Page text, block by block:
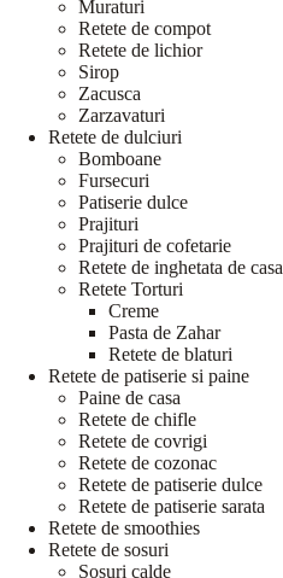
Muraturi
Retete de compot
Retete de lichior
Sirop
Zacusca
Zarzavaturi
Retete de dulciuri
Bomboane
Fursecuri
Patiserie dulce
Prajituri
Prajituri de cofetarie
Retete de inghetata de casa
Retete Torturi
Creme
Pasta de Zahar
Retete de blaturi
Retete de patiserie si paine
Paine de casa
Retete de chifle
Retete de covrigi
Retete de cozonac
Retete de patiserie dulce
Retete de patiserie sarata
Retete de smoothies
Retete de sosuri
Sosuri calde